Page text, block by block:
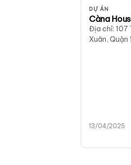
DỰ ÁN
Càna
Địa chỉ: 107
Xuân, Quận
13/04/2025